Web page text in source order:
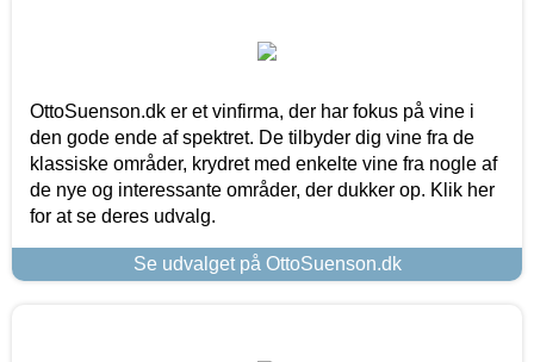
OttoSuenson.dk er et vinfirma, der har fokus på vine i
den gode ende af spektret. De tilbyder dig vine fra de
klassiske områder, krydret med enkelte vine fra nogle af
de nye og interessante områder, der dukker op. Klik her
for at se deres udvalg.
Se udvalget på OttoSuenson.dk